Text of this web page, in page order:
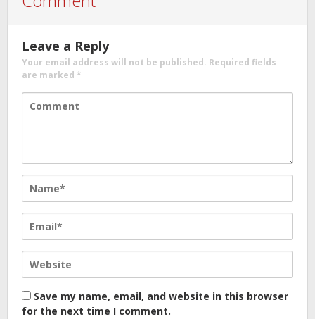
Leave a Reply
Your email address will not be published. Required fields
are marked *
Save my name, email, and website in this browser
for the next time I comment.